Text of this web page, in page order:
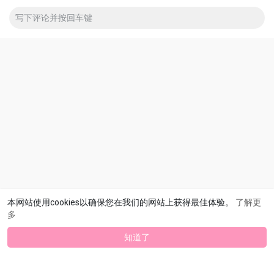
本网站使用cookies以确保您在我们的网站上获得最佳体验。 了解更
多
知道了